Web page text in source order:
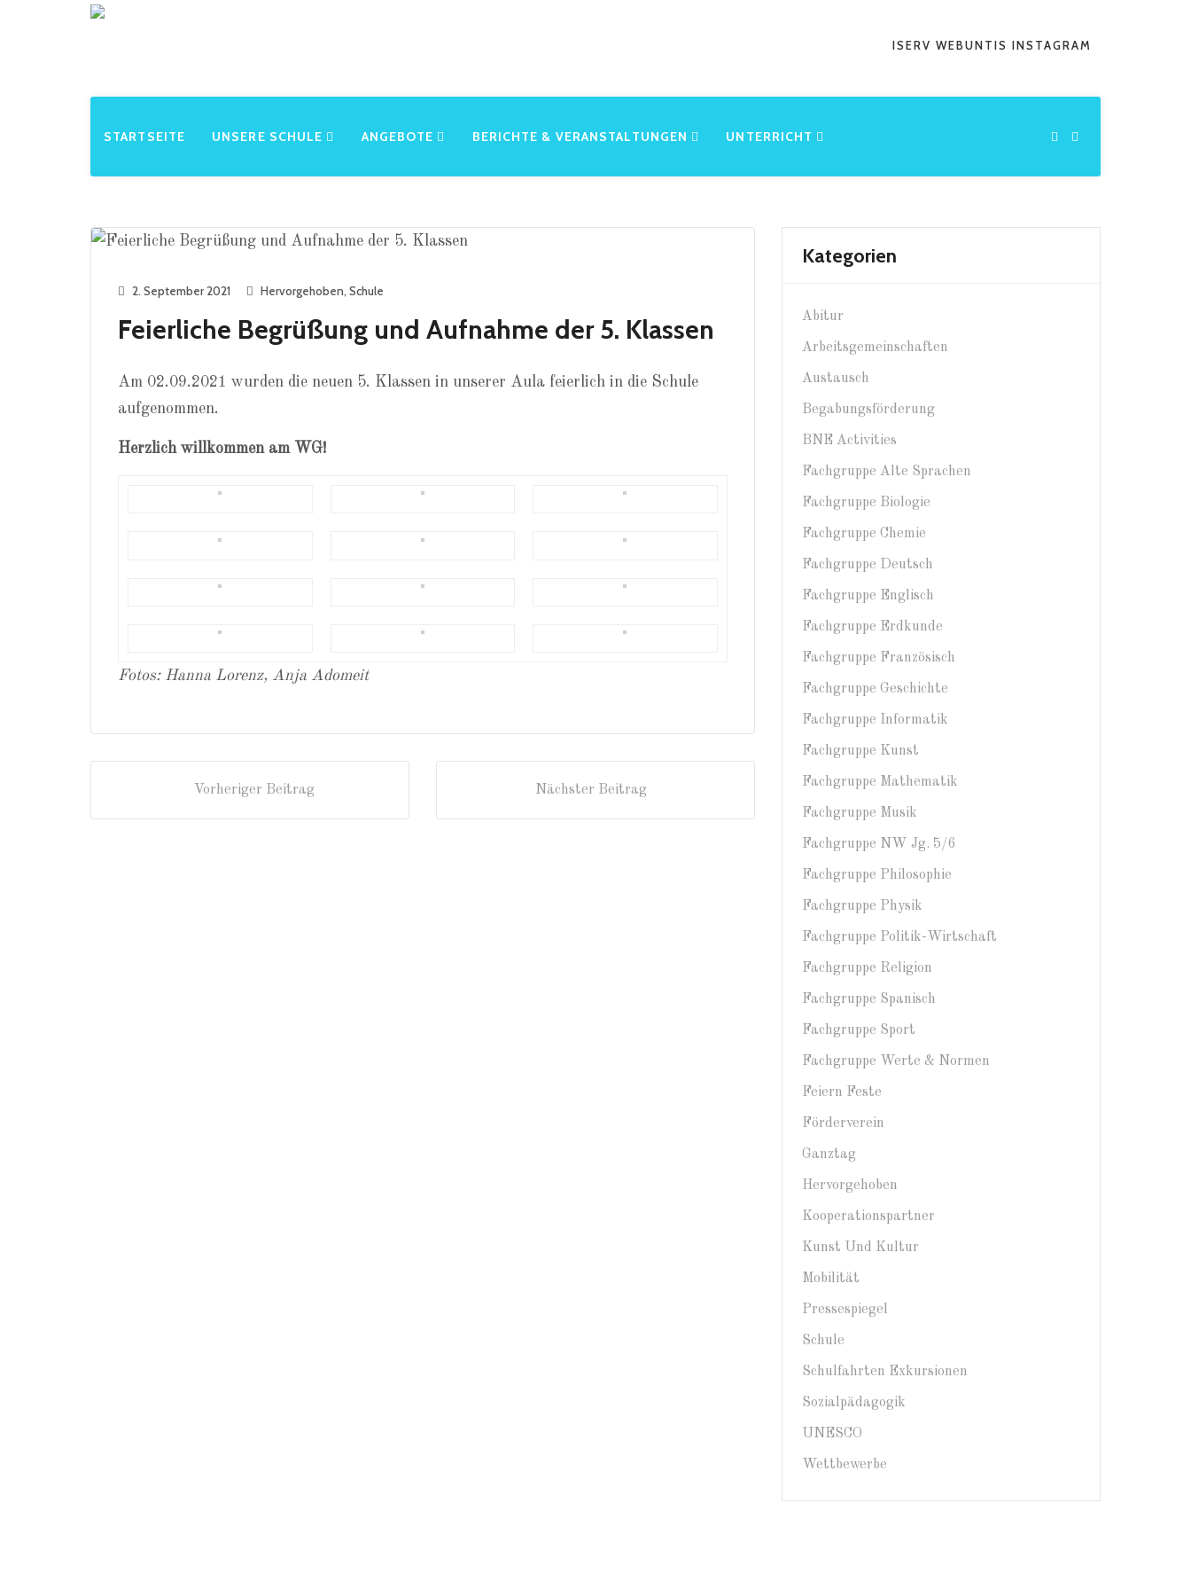
ISERV WEBUNTIS INSTAGRAM
STARTSEITE UNSERE SCHULE ANGEBOTE BERICHTE & VERANSTALTUNGEN UNTERRICHT
2. September 2021 Hervorgehoben, Schule
Feierliche Begrüßung und Aufnahme der 5. Klassen
Am 02.09.2021 wurden die neuen 5. Klassen in unserer Aula feierlich in die Schule
aufgenommen.
Herzlich willkommen am WG!
Fotos: Hanna Lorenz, Anja Adomeit
Vorheriger Beitrag Nächster Beitrag
Kategorien
Abitur
Arbeitsgemeinschaften
Austausch
Begabungsförderung
BNE Activities
Fachgruppe Alte Sprachen
Fachgruppe Biologie
Fachgruppe Chemie
Fachgruppe Deutsch
Fachgruppe Englisch
Fachgruppe Erdkunde
Fachgruppe Französisch
Fachgruppe Geschichte
Fachgruppe Informatik
Fachgruppe Kunst
Fachgruppe Mathematik
Fachgruppe Musik
Fachgruppe NW Jg. 5/6
Fachgruppe Philosophie
Fachgruppe Physik
Fachgruppe Politik-Wirtschaft
Fachgruppe Religion
Fachgruppe Spanisch
Fachgruppe Sport
Fachgruppe Werte & Normen
Feiern Feste
Förderverein
Ganztag
Hervorgehoben
Kooperationspartner
Kunst Und Kultur
Mobilität
Pressespiegel
Schule
Schulfahrten Exkursionen
Sozialpädagogik
UNESCO
Wettbewerbe